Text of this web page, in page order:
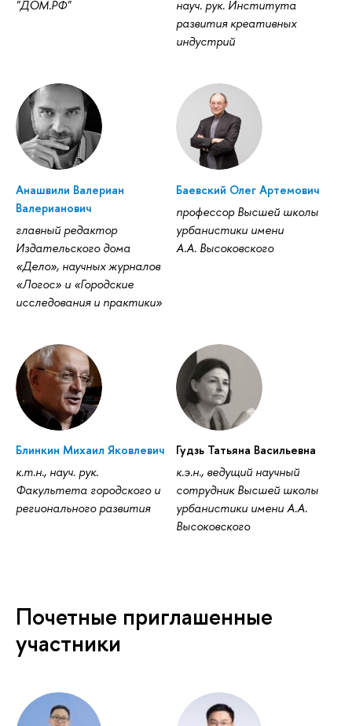
"ДОМ.РФ"
науч. рук. Института
развития креативных
индустрий
Анашвили Валериан
Валерианович
главный редактор
Издательского дома
«Дело», научных журналов
«Логос» и «Городские
исследования и практики»
Баевский Олег Артемович
профессор Высшей школы
урбанистики имени
А.А. Высоковского
Блинкин Михаил Яковлевич
к.т.н., науч. рук.
Факультета городского и
регионального развития
Гудзь Татьяна Васильевна
к.э.н., ведущий научный
сотрудник Высшей школы
урбанистики имени А.А.
Высоковского
Почетные приглашенные
участники